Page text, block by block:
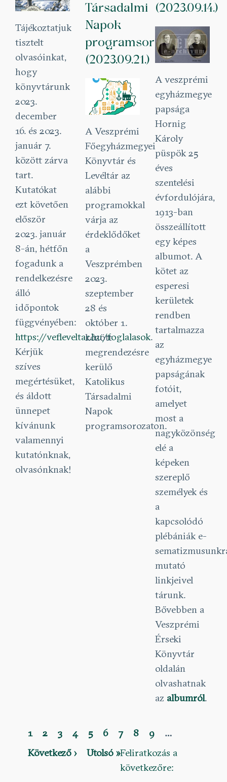
Tájékoztatjuk
tisztelt
olvasóinkat,
hogy
könyvtárunk
2023.
december
16. és 2023.
január 7.
között zárva
tart.
Kutatókat
ezt követően
először
2023. január
8-án, hétfőn
fogadunk a
rendelkezésre
álló
időpontok
függvényében:
https://vefleveltar.hu/foglalasok.
Kérjük
szíves
megértésüket,
és áldott
ünnepet
kívánunk
valamennyi
kutatónknak,
olvasónknak!
Társadalmi
Napok
programsorozaton
(2023.09.21.)
A Veszprémi
Főegyházmegyei
Könyvtár és
Levéltár az
alábbi
programokkal
várja az
érdeklődőket
a
Veszprémben
2023.
szeptember
28 és
október 1.
között
megrendezésre
kerülő
Katolikus
Társadalmi
Napok
programsorozaton.
(2023.09.14.)
A veszprémi
egyházmegye
papsága
Hornig
Károly
püspök 25
éves
szentelési
évfordulójára,
1913-ban
összeállított
egy képes
albumot. A
kötet az
esperesi
kerületek
rendben
tartalmazza
az
egyházmegye
papságának
fotóit,
amelyet
most a
nagyközönség
elé a
képeken
szereplő
személyek és
a
kapcsolódó
plébániák e-
mutató
linkjeivel
tárunk.
Bővebben a
Veszprémi
Érseki
Könyvtár
oldalán
olvashatnak
az albumról.
Oldalszámozás
Jelenlegi
oldal
1 Oldal
2 Oldal
3 Oldal
4 Oldal
5 Oldal
6 Oldal
7 Oldal
8 Oldal
9
…
Következő
Következő ›
Utolsó
Utolsó »Feliratkozás a
következőre: